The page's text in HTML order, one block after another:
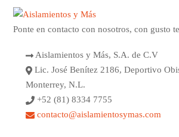
Ponte en contacto con nosotros, con gusto
Aislamientos y Más, S.A. de C.V
Lic. José Benítez 2186, Deportivo
Monterrey, N.L.
+52 (81) 8334 7755
contacto@aislamientosymas.com